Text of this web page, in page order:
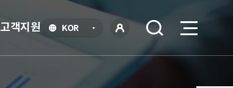
KOR언
그인
고객지원